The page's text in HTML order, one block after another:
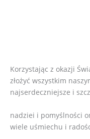
Korzystając z okazji
złożyć wszystkim
najserdeczniejsze i
nadziei i pomyślności
wiele uśmiechu i